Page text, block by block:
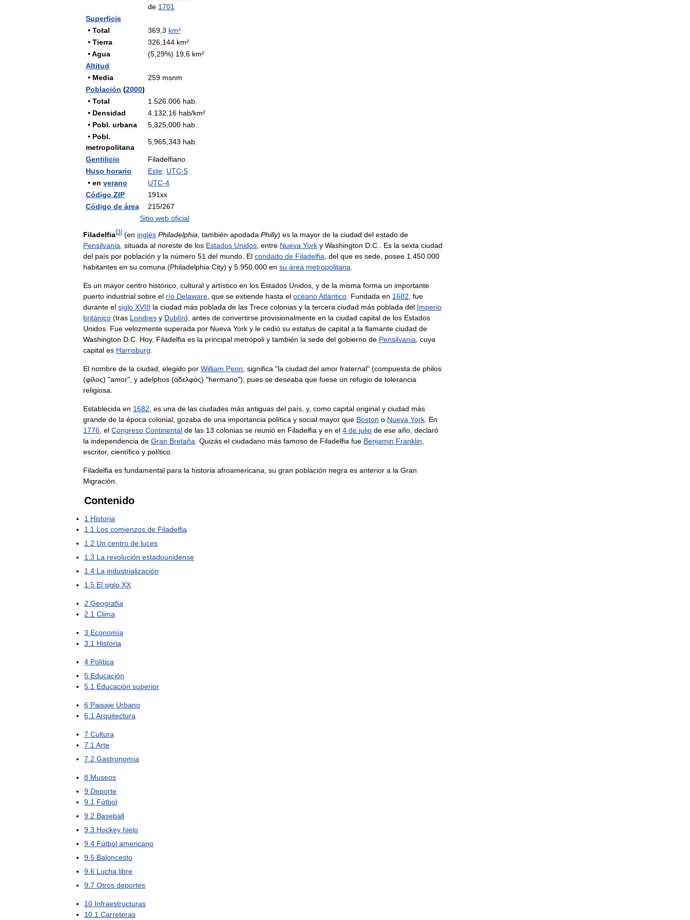
de 1701
Superficie
• Total 369 3 km²
• Tierra 326 144 km²
•Agua (5 29%) 19 6 km²
Altitud
• Media 259 msnm
Población (2000)
• Total 1 526 006 hab
• Densidad 4 132 16 hab/km²
• Pobl. urbana 5 325 000 hab
• Pobl.
metropolitana
5 965 343 hab
Gentilicio
Filadelfiano
Huso horario Este: UTC-5
• en verano UTC-4
Código ZIP
191xx
Código de área 215/267
Sitio web oficial
Filadelfia[3] (en inglés Philadelphia también apodada Philly) es la mayor de la ciudad del estado de
Pensilvania situada al noreste de los Estados Unidos entre Nueva York y Washington D C Es la sexta ciudad
del país por población y la número 51 del mundo El condado de Filadelfia del que es sede posee 1 450 000
habitantes en su comuna (Philadelphia City) y 5 950 000 en su área metropolitana
Es un mayor centro histórico cultural y artístico en los Estados Unidos y de la misma forma un importante
puerto industrial sobre el río Delaware que se extiende hasta el océanoAtlántico Fundada en 1682 fue
durante el siglo XVIII la ciudad más poblada de las Trece colonias y la tercera ciudad más poblada del Imperio
británico (tras Londres y Dublín), antes de convertirse provisionalmente en la ciudad capital de los Estados
Unidos Fue velozmente superada por Nueva York y le cedió su estatus de capital a la flamante ciudad de
Washington D C Hoy, Filadelfia es la principal metrópoli y también la sede del gobierno de Pensilvania cuya
capital es Harrisburg
El nombre de la ciudad elegido por William Penn significa "la ciudad del amor fraternal" (compuesta de philos
(φίλος) "amor", y adelphos (ἀδελφός) "hermano"), pues se deseaba que fuese un refugio de tolerancia
religiosa
Establecida en 1682 es una de las ciudades más antiguas del país y, como capital original y ciudad más
grande de la época colonial gozaba de una importancia política y social mayor que Boston o Nueva York En
1776 el Congreso Continental de las 13 colonias se reunió en Filadelfia y en el 4 de julio de ese año declaró
la independencia de Gran Bretaña Quizás el ciudadano más famoso de Filadelfia fue Benjamin Franklin
escritor, científico y político
Filadelfia es fundamental para la historia afroamericana su gran población negra es anterior a la Gran
Migración
Contenido
1 Historia
1 1 Los comienzos de Filadelfia
1 2 Un centro de luces
1 3 La revolución estadounidense
1 4 La industrialización
1 5 El siglo XX
2 Geografía
2 1 Clima
3 Economía
3 1 Historia
4 Política
5 Educación
5 1 Educación superior
6 Paisaje Urbano
6 1 Arquitectura
7 Cultura
7 1 Arte
7 2 Gastronomía
8 Museos
9 Deporte
9 1 Fútbol
9 2 Baseball
9 3 Hockey hielo
9 4 Fútbol americano
9 5 Baloncesto
9 6 Lucha libre
9 7 Otros deportes
10 Infraestructuras
10 1 Carreteras